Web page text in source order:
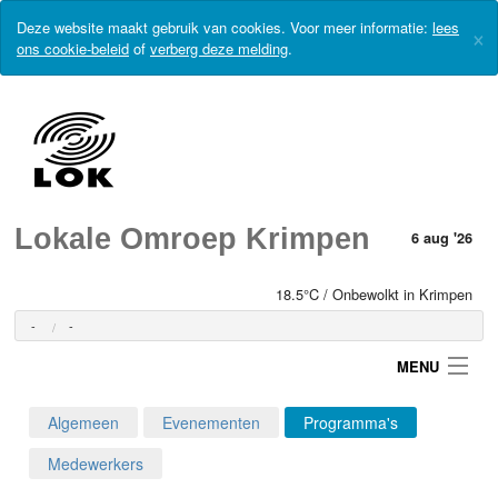
Deze website maakt gebruik van cookies. Voor meer informatie: lees
ons cookie-beleid of verberg deze melding. ×
Lokale Omroep Krimpen 6 aug '26
18.5°C / Onbewolkt in Krimpen
- -
MENU
Algemeen Evenementen
Programma's
Medewerkers